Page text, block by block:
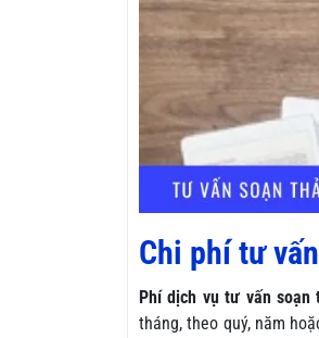
Chi phí tư
Phí dịch vụ tư vấn soạn
tháng, theo quý, năm